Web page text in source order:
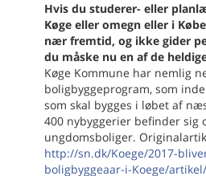
Hvis du studerer- eller
Køge eller omegn eller i
nær fremtid, og ikke gider
du måske nu en af de
Køge Kommune har nemlig
boligbyggeprogram, som
som skal bygges i løbet af
400 nybyggerier befinder sig
ungdomsboliger.
http://sn.dk/Koege/2017-
boligbyggeaar-i-Koege/